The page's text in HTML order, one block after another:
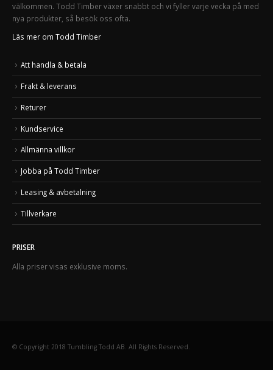
välkommen. Todd Timber växer snabbt och vi fyller varje vecka på med
nya produkter, så besök oss ofta.
Läs mer om Todd Timber
Att handla & betala
Frakt & leverans
Returer
Kundservice
Allmänna villkor
Jobba på Todd Timber
Leasing & avbetalning
Tillverkare
PRISER
Alla priser visas exklusive moms.
© Copyright 2018 Tumbling Todd AB. All Rights Reserved.